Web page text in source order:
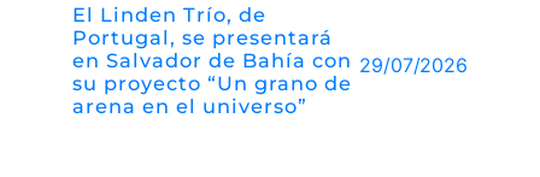
El Linden Trío, de
Portugal, se presentará
en Salvador de Bahía con
su proyecto “Un grano de
arena en el universo”
29/07/2026